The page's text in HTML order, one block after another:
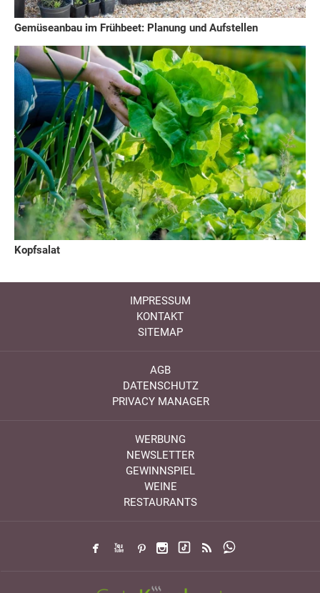
Gemüseanbau im Frühbeet: Planung und Aufstellen
Kopfsalat
IMPRESSUM
KONTAKT
SITEMAP
AGB
DATENSCHUTZ
PRIVACY MANAGER
WERBUNG
NEWSLETTER
GEWINNSPIEL
WEINE
RESTAURANTS